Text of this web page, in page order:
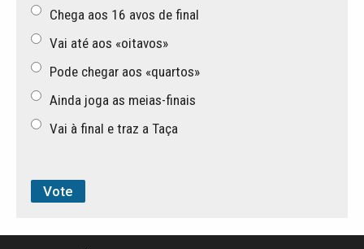
Chega aos 16 avos de final
Vai até aos «oitavos»
Pode chegar aos «quartos»
Ainda joga as meias-finais
Vai à final e traz a Taça